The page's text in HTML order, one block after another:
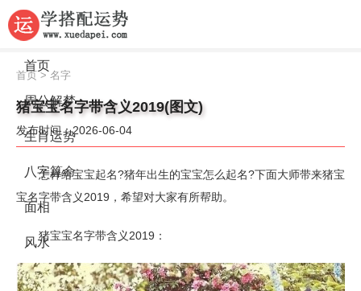
首页
周公解梦
生肖运势
八字算命
面相
风水
名字
首页>名字
猪宝宝名字带含义2019(图文)
发布时间：2026-06-04
怎样给宝宝起名?猪年出生的宝宝怎么起名?下面大师带来猪宝
宝名字带含义2019，希望对大家有所帮助。
猪宝宝名字带含义2019：